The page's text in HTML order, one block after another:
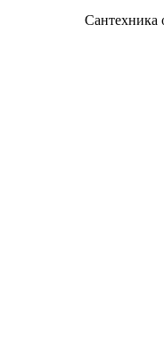
Сантехника